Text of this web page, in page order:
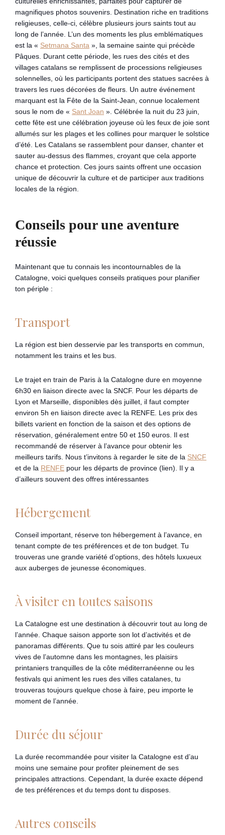
magnifiques photos souvenirs. Destination riche en traditions
religieuses, celle-ci, célèbre plusieurs jours saints tout au
long de l’année. L’un des moments les plus emblématiques
est la « Setmana Santa », la semaine sainte qui précède
Pâques. Durant cette période, les rues des cités et des
villages catalans se remplissent de processions religieuses
solennelles, où les participants portent des statues sacrées à
travers les rues décorées de fleurs. Un autre événement
marquant est la Fête de la Saint-Jean, connue localement
sous le nom de « Sant Joan ». Célébrée la nuit du 23 juin,
cette fête est une célébration joyeuse où les feux de joie sont
allumés sur les plages et les collines pour marquer le solstice
d’été. Les Catalans se rassemblent pour danser, chanter et
sauter au-dessus des flammes, croyant que cela apporte
chance et protection. Ces jours saints offrent une occasion
unique de découvrir la culture et de participer aux traditions
locales de la région.
Conseils pour une aventure
réussie
Maintenant que tu connais les incontournables de la
Catalogne, voici quelques conseils pratiques pour planifier
ton périple :
Transport
La région est bien desservie par les transports en commun,
notamment les trains et les bus.
Le trajet en train de Paris à la Catalogne dure en moyenne
6h30 en liaison directe avec la SNCF. Pour les départs de
Lyon et Marseille, disponibles dès juillet, il faut compter
environ 5h en liaison directe avec la RENFE. Les prix des
billets varient en fonction de la saison et des options de
réservation, généralement entre 50 et 150 euros. Il est
recommandé de réserver à l’avance pour obtenir les
meilleurs tarifs. Nous t’invitons à regarder le site de la SNCF
et de la RENFE pour les départs de province (lien). Il y a
d’ailleurs souvent des offres intéressantes
Hébergement
Conseil important, réserve ton hébergement à l’avance, en
tenant compte de tes préférences et de ton budget. Tu
trouveras une grande variété d’options, des hôtels luxueux
aux auberges de jeunesse économiques.
À visiter en toutes saisons
La Catalogne est une destination à découvrir tout au long de
l’année. Chaque saison apporte son lot d’activités et de
panoramas différents. Que tu sois attiré par les couleurs
vives de l’automne dans les montagnes, les plaisirs
printaniers tranquilles de la côte méditerranéenne ou les
festivals qui animent les rues des villes catalanes, tu
trouveras toujours quelque chose à faire, peu importe le
moment de l’année.
Durée du séjour
La durée recommandée pour visiter la Catalogne est d’au
moins une semaine pour profiter pleinement de ses
principales attractions. Cependant, la durée exacte dépend
de tes préférences et du temps dont tu disposes.
Autres conseils